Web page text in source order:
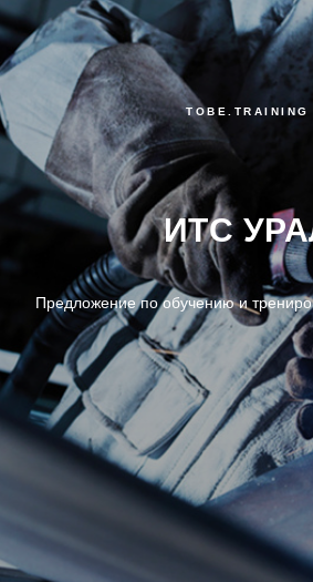
TOBE.TRAINING
ИТС
Предложение по обучению и